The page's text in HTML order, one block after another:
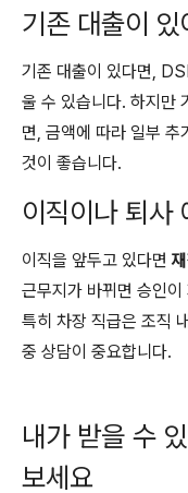
기존 대출이
기존 대출이 있다면,
울 수 있습니다. 하지만
면, 금액에 따라 일부 추
것이 좋습니다.
이직이나 퇴사
이직을 앞두고 있다면
근무지가 바뀌면 승인
특히 차장 직급은 조직
중 상담이 중요합니다.
내가 받을 수
보세요